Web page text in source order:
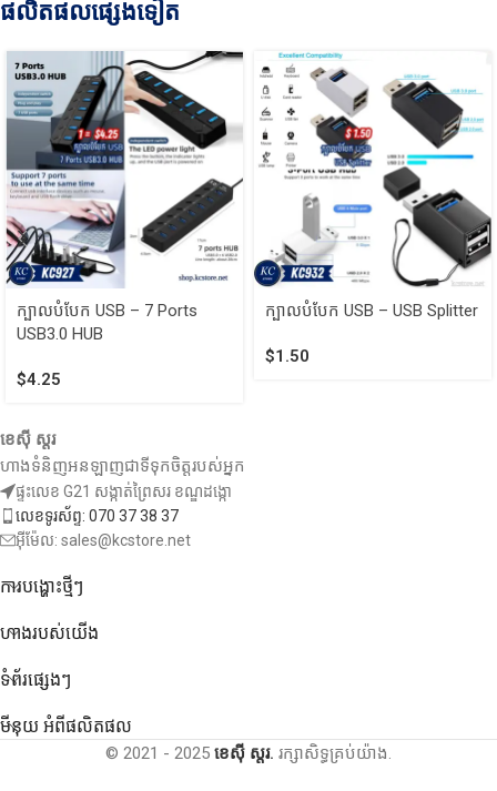
ផលិតផលផ្សេងទៀត
ក្បាលបំបែក USB – 7 Ports
USB3.0 HUB
$4.25
ក្បាលបំបែក USB – USB Splitter
$1.50
ខេស៊ី ស្តរ
ហាងទំនិញអនឡាញជាទីទុកចិត្តរបស់អ្នក
ផ្ទះលេខ G21 សង្កាត់ព្រៃសរ ខណ្ឌដង្កោ
លេខទូរស័ព្ទ: 070 37 38 37
អ៊ីម៉ែល: sales@kcstore.net
ការបង្ហោះថ្មីៗ
ហាងរបស់យើង
ទំព័រផ្សេងៗ
មីនុយ អំពីផលិតផល
© 2021 - 2025 ខេស៊ី ស្តរ. រក្សាសិទ្ធគ្រប់យ៉ាង.